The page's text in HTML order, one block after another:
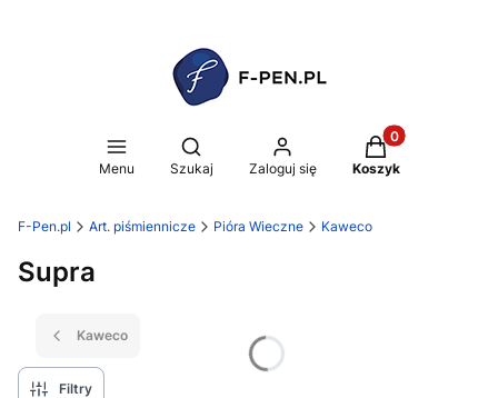
Menu
Otwórz wyszukiwarkę
Szukaj Zaloguj się
Produkty w
Koszyk
F-Pen.pl Art. piśmiennicze Pióra Wieczne Kaweco
Supra
Kaweco
Filtry